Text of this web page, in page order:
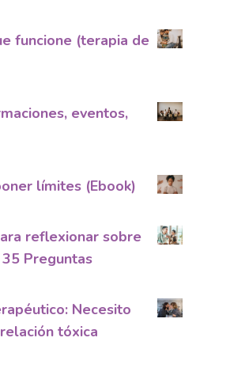
funcione (terapia de
eventos,
límites (Ebook)
reflexionar sobre
Preguntas
Necesito
tóxica